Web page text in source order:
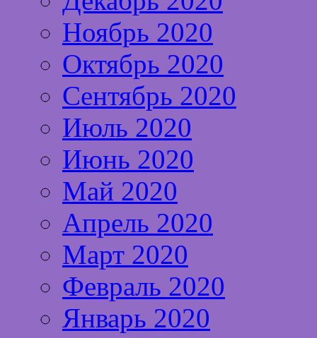
Ноябрь 2020
Октябрь 2020
Сентябрь 2020
Июль 2020
Июнь 2020
Май 2020
Апрель 2020
Март 2020
Февраль 2020
Январь 2020